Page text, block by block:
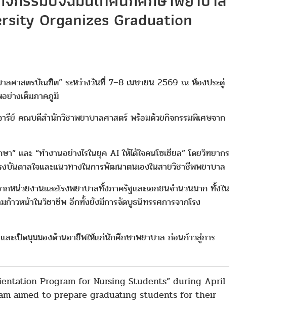
Organizes Graduation
ลศาสตรบัณฑิต” ระหว่างวันที่ 7–8 เมษายน 2569 ณ ห้องประดู่
ย่างเต็มภาคภูมิ
รีย์ คณบดีสำนักวิชาพยาบาลศาสตร์ พร้อมด้วยกิจกรรมพิเศษจาก
และ “ทำงานอย่างไรในยุค AI ให้ได้ใจคนโซเชียล” โดยวิทยากร
นดาลใจและแนวทางในการพัฒนาตนเองในสายวิชาชีพพยาบาล
น่วยงานและโรงพยาบาลทั้งภาครัฐและเอกชนจำนวนมาก ทั้งใน
วหน้าในวิชาชีพ อีกทั้งยังมีการจัดบูธนิทรรศการจากโรง
ละเปิดมุมมองด้านอาชีพให้แก่นักศึกษาพยาบาล ก่อนก้าวสู่การ
Program for Nursing Students” during April
aimed to prepare graduating students for their